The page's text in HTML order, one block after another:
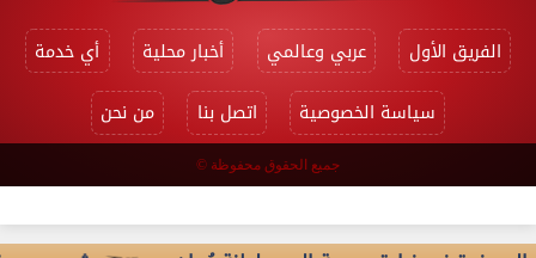
الفريق الأول عربي وعالمي أخبار محلية
أي خدمة
سياسة الخصوصية
اتصل بنا من نحن
جميع الحقوق محفوظة ©